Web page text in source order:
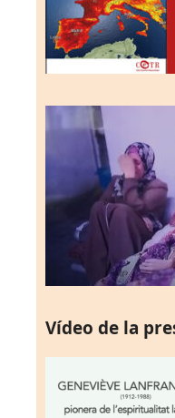
Vídeo de la